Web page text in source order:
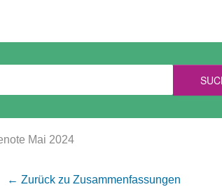
Mai 2024
← Zurück zu Zusammenfassungen